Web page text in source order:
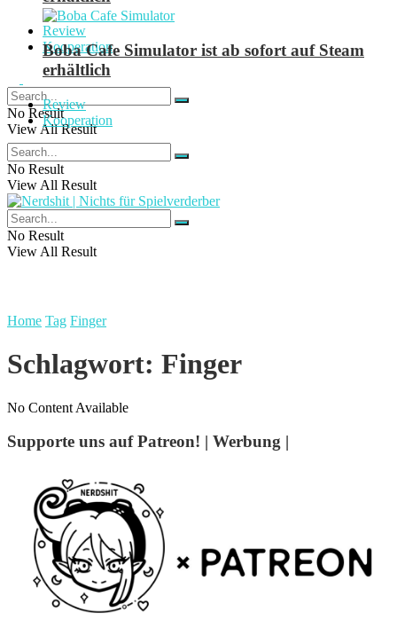
Review
Kooperation
No Result
View All Result
Boba Cafe Simulator ist ab sofort auf Steam
erhältlich
Review
Kooperation
No Result
View All Result
No Result
View All Result
Home Tag Finger
Schlagwort: Finger
No Content Available
Supporte uns auf Patreon! | Werbung |